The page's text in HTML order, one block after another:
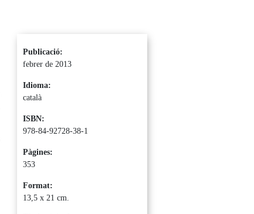
Publicació:
febrer de 2013
Idioma:
català
ISBN:
978-84-92728-38-1
Pàgines:
353
Format:
13,5 x 21 cm.